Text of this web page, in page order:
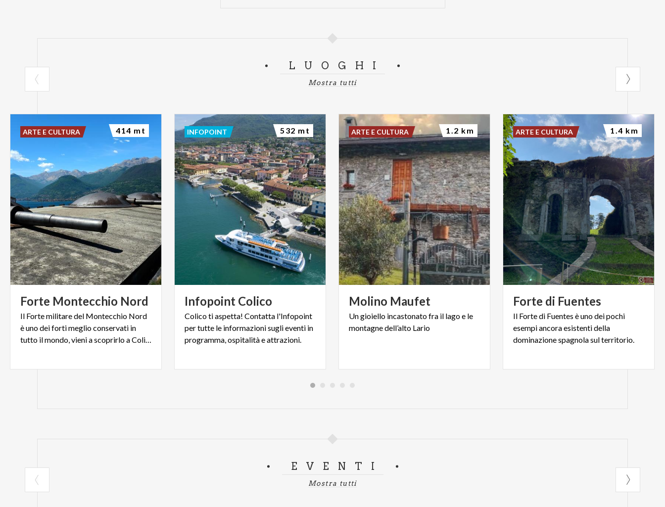
LUOGHI
Mostra tutti
Forte Montecchio Nord
Il Forte militare del Montecchio Nord
è uno dei forti meglio conservati in
tutto il mondo, vieni a scoprirlo a Colico!
ARTE E CULTURA 414 mt
Infopoint Colico
Colico ti aspetta! Contatta l'Infopoint
per tutte le informazioni sugli eventi in
programma, ospitalità e attrazioni.
INFOPOINT 532 mt
Molino Maufet
Ungioiello incastonatofra il lagoe le
montagnedell’alto Lario
ARTE E CULTURA 1.2 km
Forte di Fuentes
Il Forte di Fuentes è uno dei pochi
esempi ancora esistenti della
dominazione spagnola sul territorio.
ARTE E CULTURA 1.4 km
EVENTI
Mostra tutti